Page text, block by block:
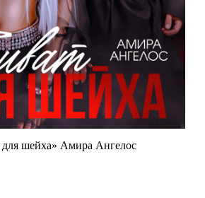
шейха» Амира Ангелос